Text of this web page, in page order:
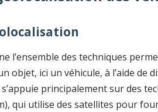
l’ensemble des techniques
objet, ici un véhicule, à l’aide de
principalement sur des
qui utilise des satellites pour